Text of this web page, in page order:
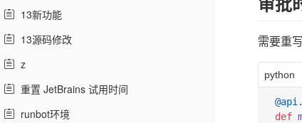
13新功能
13源码修改
z
重置 JetBrains 试用时间
runbot环境
审批
需要重写
python
def